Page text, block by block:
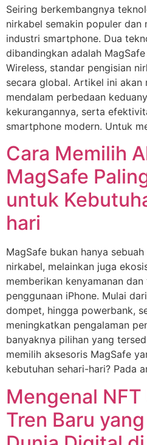
Seiring berkembangnya
nirkabel semakin populer dan
industri smartphone. Dua
dibandingkan adalah
Wireless, standar pengisian
secara global. Artikel ini akan
mendalam perbedaan
kekurangannya, serta
smartphone modern. Untuk
Cara Memilih
MagSafe
untuk
hari
MagSafe bukan hanya
nirkabel, melainkan juga
memberikan kenyamanan
penggunaan iPhone. Mulai
dompet, hingga powerbank,
meningkatkan pengalaman
banyaknya pilihan yang
memilih aksesoris MagSafe
kebutuhan sehari-hari? Pada
Mengenal
Tren Baru